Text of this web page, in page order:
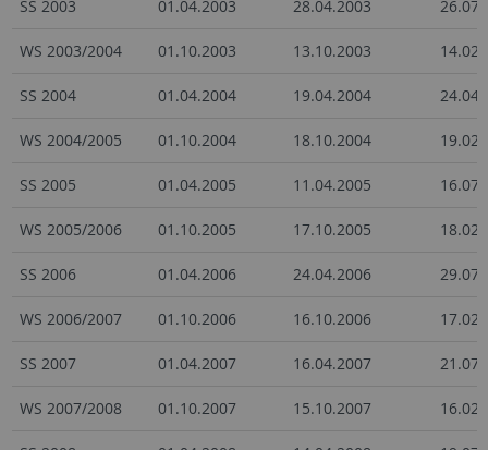
SS 2003 01.04.2003 28.04.2003
WS 2003/2004 01.10.2003 13.10.2003
SS 2004 01.04.2004 19.04.2004
WS 2004/2005 01.10.2004 18.10.2004
SS 2005 01.04.2005 11.04.2005
WS 2005/2006 01.10.2005 17.10.2005
SS 2006 01.04.2006 24.04.2006
WS 2006/2007 01.10.2006 16.10.2006
SS 2007 01.04.2007 16.04.2007
WS 2007/2008 01.10.2007 15.10.2007